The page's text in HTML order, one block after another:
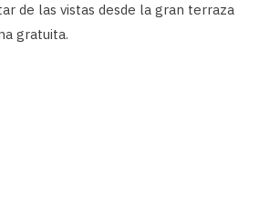
de las vistas desde la gran terraza
gratuita.